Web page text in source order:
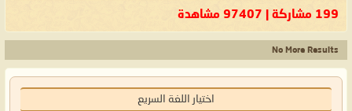
199 مشاركة | 97407 مشاهدة
No More Results
اختيار اللغة السريع